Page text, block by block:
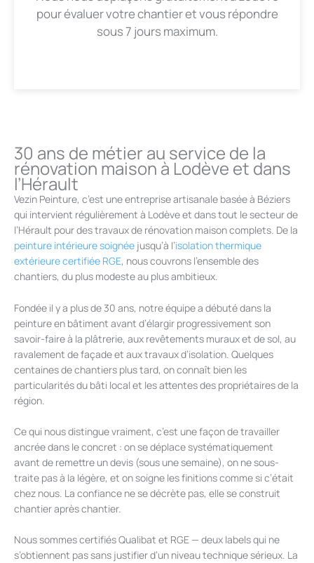
pour évaluer votre chantier et vous répondre
sous 7 jours maximum.
30 ans de métier au service de la
rénovation maison à Lodève et dans
l’Hérault
Vezin Peinture, c’est une entreprise artisanale basée à Béziers
qui intervient régulièrement à Lodève et dans tout le secteur de
l’Hérault pour des travaux de rénovation maison complets. De la
peinture intérieure soignée jusqu’à l’isolation thermique
extérieure certifiée RGE, nous couvrons l’ensemble des
chantiers, du plus modeste au plus ambitieux.
Fondée il y a plus de 30 ans, notre équipe a débuté dans la
peinture en bâtiment avant d’élargir progressivement son
savoir-faire à la plâtrerie, aux revêtements muraux et de sol, au
ravalement de façade et aux travaux d’isolation. Quelques
centaines de chantiers plus tard, on connaît bien les
particularités du bâti local et les attentes des propriétaires de la
région.
Ce qui nous distingue vraiment, c’est une façon de travailler
ancrée dans le concret : on se déplace systématiquement
avant de remettre un devis (sous une semaine), on ne sous-
traite pas à la légère, et on soigne les finitions comme si c’était
chez nous. La confiance ne se décrète pas, elle se construit
chantier après chantier.
Nous sommes certifiés Qualibat et RGE — deux labels qui ne
s’obtiennent pas sans justifier d’un niveau technique sérieux. La